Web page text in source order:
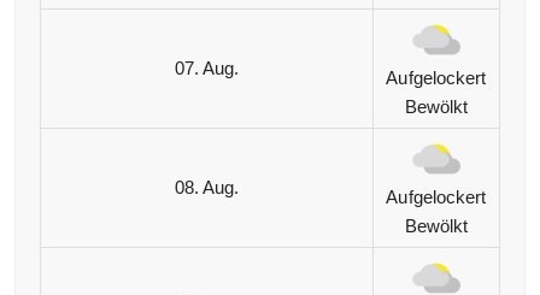
07. Aug.
Aufgelockert
Bewölkt
08. Aug.
Aufgelockert
Bewölkt